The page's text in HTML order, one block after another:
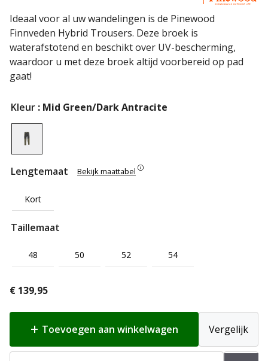
Ideaal voor al uw wandelingen is de Pinewood
Finnveden Hybrid Trousers. Deze broek is
waterafstotend en beschikt over UV-bescherming,
waardoor u met deze broek altijd voorbereid op pad
gaat!
Kleur : Mid Green/Dark Antracite
Lengtemaat Bekijk maattabel
Kort
Taillemaat
48 50 52 54
€ 139,95
Toevoegen aan winkelwagen Vergelijk